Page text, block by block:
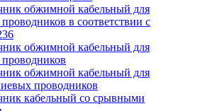
обжимной кабельный для
в соответствии с
обжимной кабельный для
обжимной кабельный для
проводников
кабельный со срывными